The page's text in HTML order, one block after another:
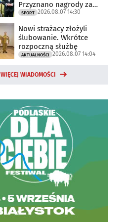
Przyznano nagrody za
2025 rok
SPORT 2026.08.07 14:30
Nowi strażacy złożyli
ślubowanie. Wkrótce
rozpoczną służbę
AKTUALNOŚCI 2026.08.07 14:04
WIĘCEJ WIADOMOŚCI